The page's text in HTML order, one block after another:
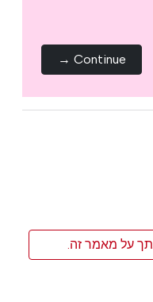
Continue →
על מאמר זה.